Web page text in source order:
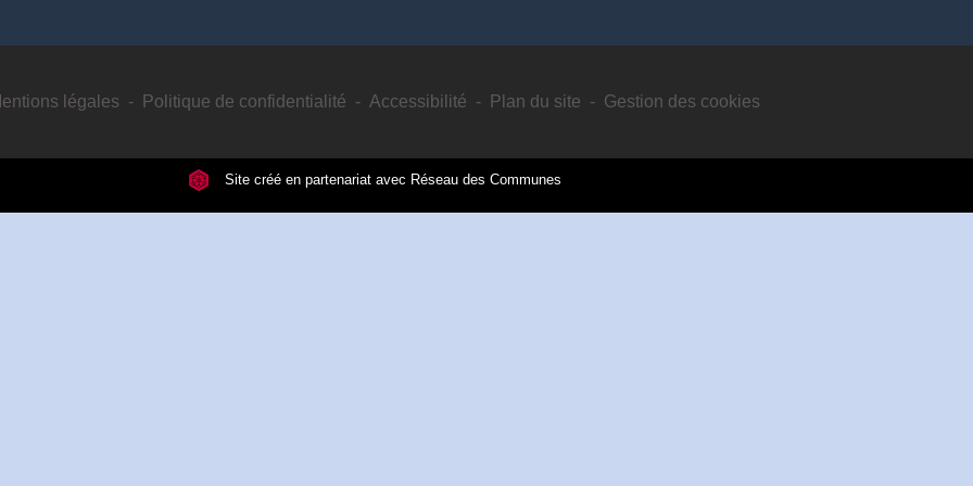
légales - Politique de confidentialité - Accessibilité - Plan du site - Gestion des cookies
Site créé en partenariat avec Réseau des Communes